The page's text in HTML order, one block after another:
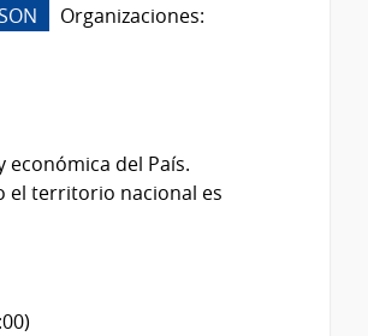
Organizaciones:
del País.
el territorio nacional es